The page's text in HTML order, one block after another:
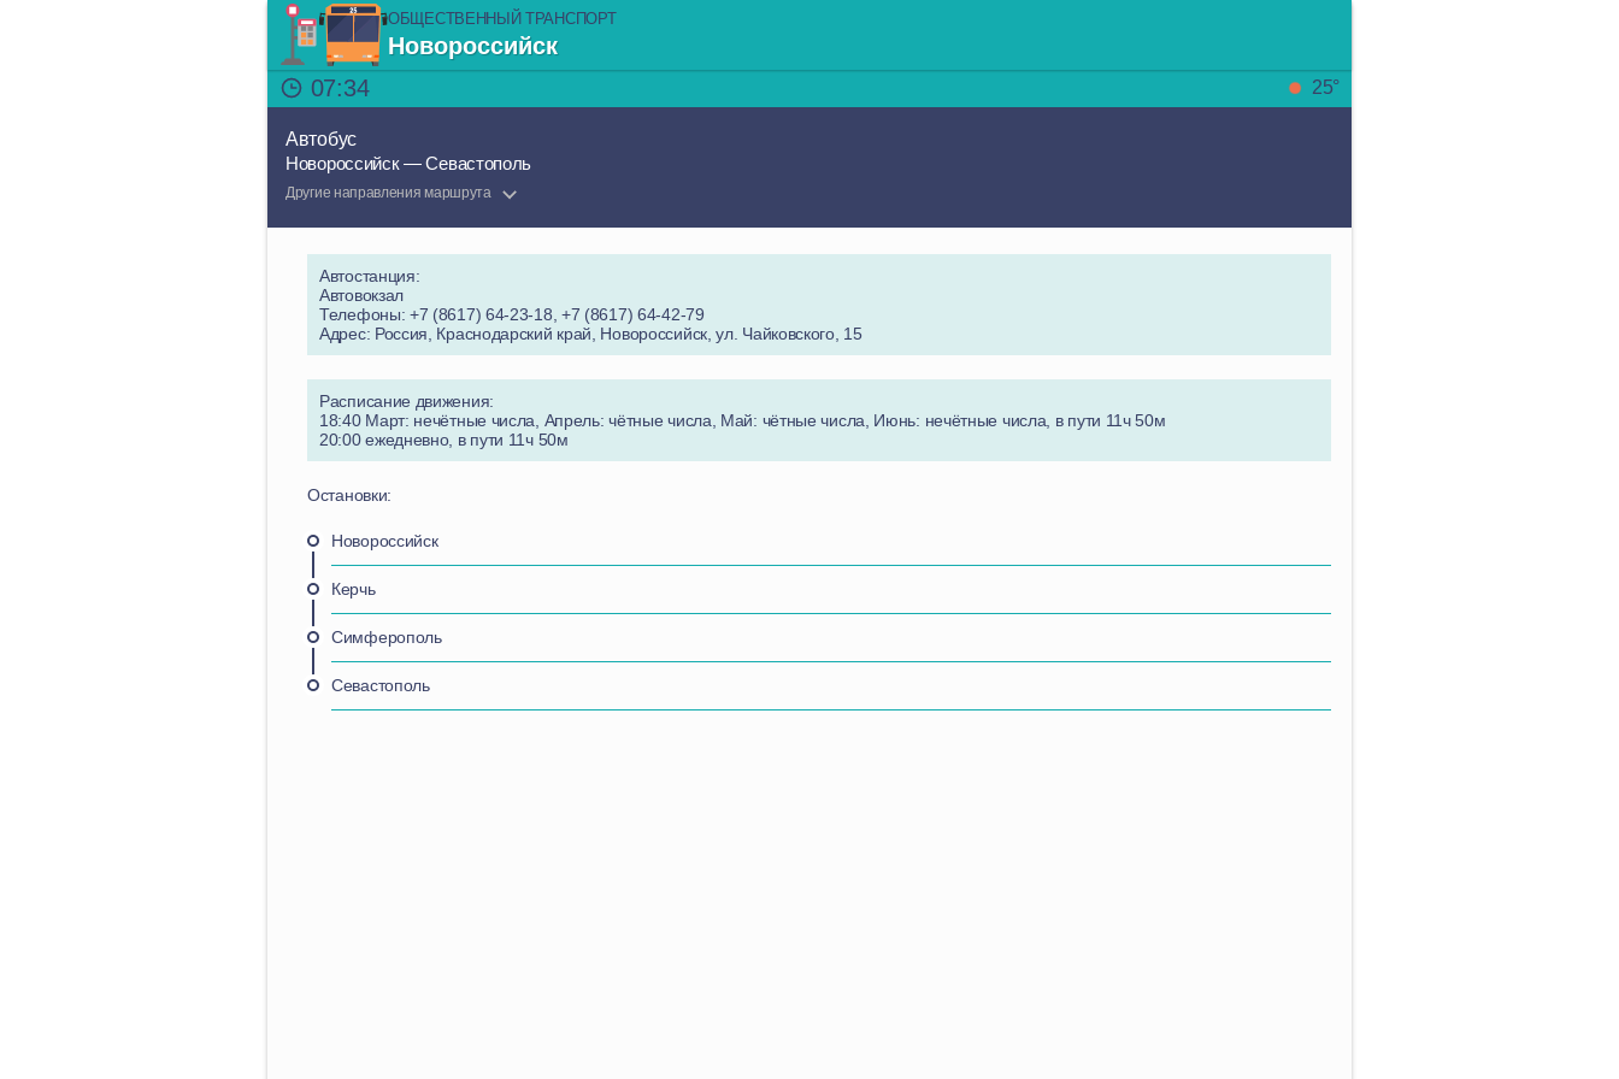
ОБЩЕСТВЕННЫЙ ТРАНСПОРТ
Новороссийск
07:34
25°
Автобус
Новороссийск — Севастополь
Другие направления маршрута
Автостанция:
Автовокзал
Телефоны: +7 (8617) 64-23-18, +7 (8617) 64-42-79
Адрес: Россия, Краснодарский край, Новороссийск, ул. Чайковского, 15
Расписание движения:
18:40 Март: нечётные числа, Апрель: чётные числа, Май: чётные числа, Июнь: нечётные числа, в пути 11ч 50м
20:00 ежедневно, в пути 11ч 50м
Остановки:
Новороссийск
Керчь
Симферополь
Севастополь